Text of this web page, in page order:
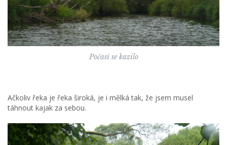
Počasí se kazilo
Ačkoliv řeka je řeka široká, je i mělká tak, že jsem musel
táhnout kajak za sebou.